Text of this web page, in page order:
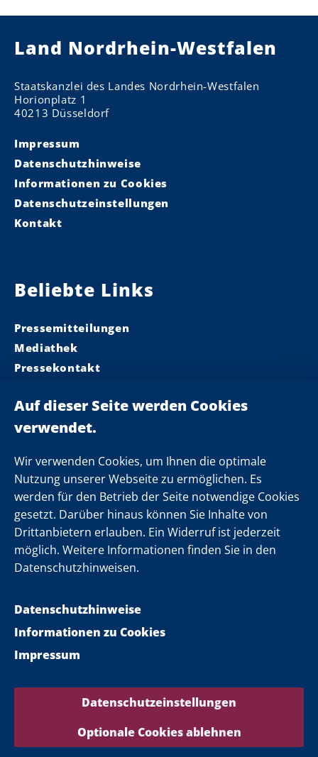
Wir verwenden Cookies, um Ihnen die optimale
Nutzung unserer Webseite zu ermöglichen. Es
werden für den Betrieb der Seite notwendige Cookies
gesetzt. Darüber hinaus können Sie Inhalte von
Drittanbietern erlauben. Ein Widerruf ist jederzeit
möglich. Weitere Informationen finden Sie in den
Datenschutzhinweisen.
Datenschutzhinweise
Impressum
Informationen zu Cookies
Datenschutzeinstellungen
Optionale Cookies ablehnen
Land Nordrhein-Westfalen
Staatskanzlei des Landes Nordrhein-Westfalen
Horionplatz 1
40213 Düsseldorf
Impressum
Datenschutzhinweise
Informationen zu Cookies
Datenschutzeinstellungen
Kontakt
Beliebte Links
Pressemitteilungen
Mediathek
Pressekontakt
Landeskabinett
Einsamkeit
Folgen Sie uns